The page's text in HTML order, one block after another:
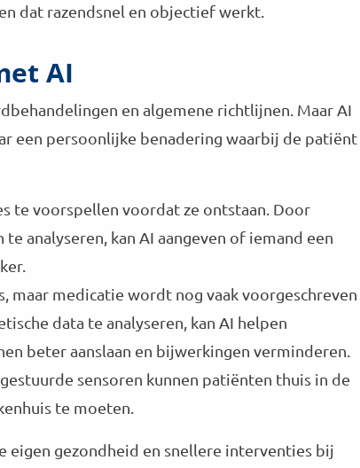
dat razendsnel en objectief werkt.
AI
en algemene richtlijnen. Maar AI
een persoonlijke benadering waarbij de patiënt
te voorspellen voordat ze ontstaan. Door
analyseren, kan AI aangeven of iemand een
maar medicatie wordt nog vaak voorgeschreven
data te analyseren, kan AI helpen
beter aanslaan en bijwerkingen verminderen.
sensoren kunnen patiënten thuis in de
te moeten.
gezondheid en snellere interventies bij